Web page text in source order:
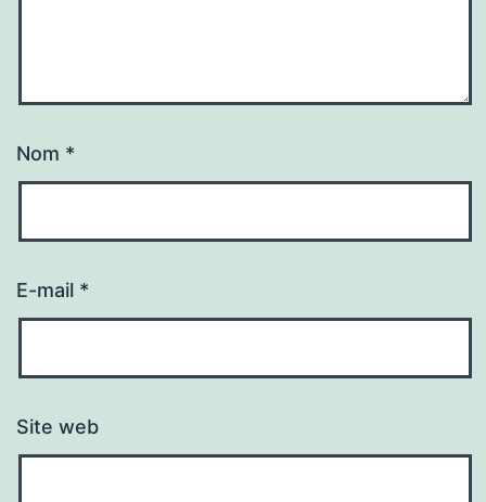
Nom *
E-mail *
Site web